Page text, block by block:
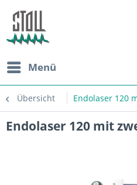
Menü
Übersicht Endolaser 120
Endolaser 120 mit